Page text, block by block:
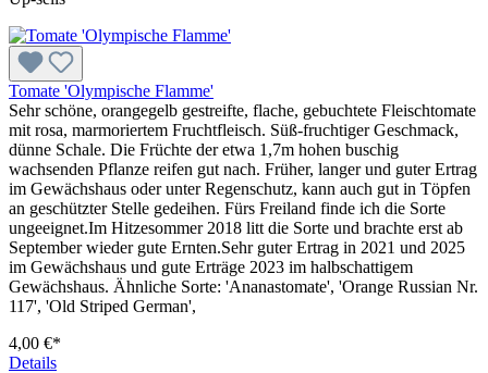
Tomate 'Olympische Flamme'
Sehr schöne, orangegelb gestreifte, flache, gebuchtete Fleischtomate
mit rosa, marmo­riertem Fruchtfleisch. Süß-fruch­tiger Geschmack,
dünne Schale. Die Früchte der etwa 1,7m hohen buschig
wachsenden Pflanze reifen gut nach. Früher, langer und guter Ertrag
im Gewächs­haus oder unter Regenschutz, kann auch gut in Töpfen
an geschützter Stelle gedeihen. Fürs Freiland finde ich die Sorte
ungeeignet.Im Hitzesommer 2018 litt die Sorte und brachte erst ab
September wieder gute Ernten.Sehr guter Ertrag in 2021 und 2025
im Gewächshaus und gute Erträge 2023 im halbschattigem
Gewächshaus. Ähnliche Sorte: 'Ananastomate', 'Orange Russian Nr.
117', 'Old Striped German',
4,00 €*
Details